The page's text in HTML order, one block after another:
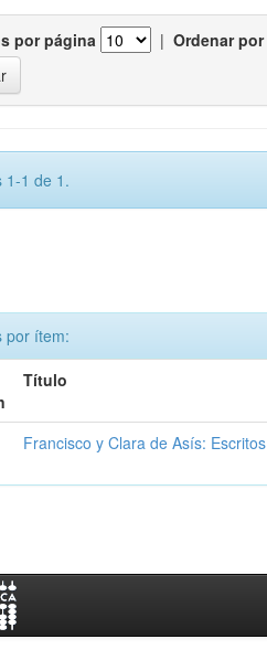
por página | Ordenar por
1-1 de 1.
por ítem:
Título
Francisco y Clara de Asís: Escritos